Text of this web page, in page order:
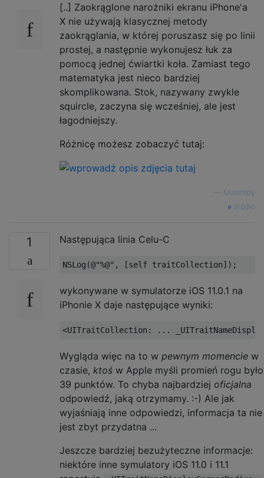
[..] Zaokrąglone narożniki ekranu iPhone'a
X nie używają klasycznej metody
zaokrąglania, w której poruszasz się po linii
prostej, a następnie wykonujesz łuk za
pomocą jednej ćwiartki koła. Zamiast tego
matematyka jest nieco bardziej
skomplikowana. Stok, nazywany zwykle
squircle, zaczyna się wcześniej, ale jest
łagodniejszy.
Różnicę możesz zobaczyć tutaj:
Molomby
źródło
1 Następująca linia Celu-C
NSLog (@"%@" , [self traitCollection]);
wykonywane w symulatorze iOS 11.0.1 na
iPhonie X daje następujące wyniki:
Wygląda więc na to w pewnym momencie w
czasie, ktoś w Apple myśli promień rogu było
39 punktów. To chyba najbardziej oficjalna
odpowiedź, jaką otrzymamy. :-) Ale jak
wyjaśniają inne odpowiedzi, informacja ta nie
jest zbyt przydatna ...
Jeszcze bardziej bezużyteczne informacje:
niektóre inne symulatory iOS 11.0 i 11.1